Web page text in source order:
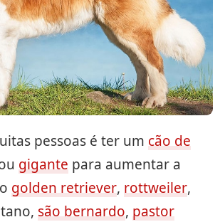
pessoas é ter um cão de
gigante para aumentar a
golden retriever, rottweiler,
são bernardo, pastor